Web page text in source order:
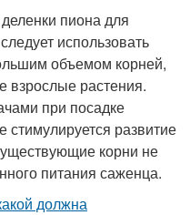
пиона для
использовать
объемом корней,
взрослые растения.
при посадке
стимулируется развитие
корни не
питания саженца.